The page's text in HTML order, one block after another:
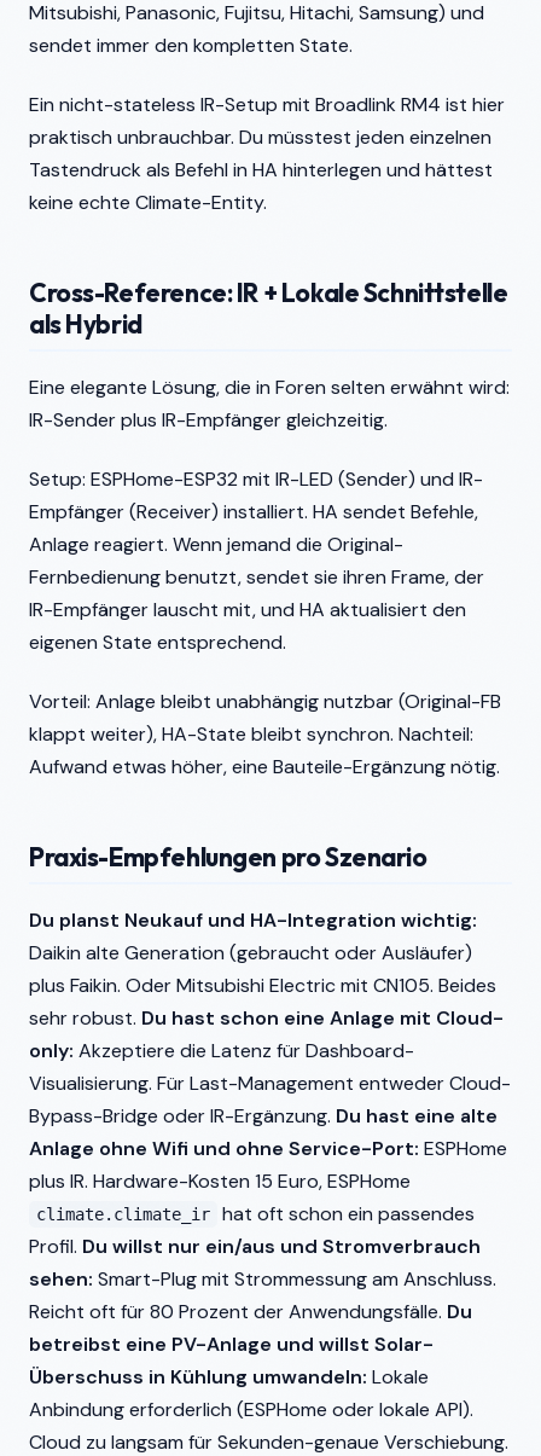
Mitsubishi, Panasonic, Fujitsu, Hitachi, Samsung) und
sendet immer den kompletten State.
Ein nicht-stateless IR-Setup mit Broadlink RM4 ist hier
praktisch unbrauchbar. Du müsstest jeden einzelnen
Tastendruck als Befehl in HA hinterlegen und hättest
keine echte Climate-Entity.
Cross-Reference: IR + Lokale Schnittstelle
als Hybrid
Eine elegante Lösung, die in Foren selten erwähnt wird:
IR-Sender plus IR-Empfänger gleichzeitig.
Setup: ESPHome-ESP32 mit IR-LED (Sender) und IR-
Empfänger (Receiver) installiert. HA sendet Befehle,
Anlage reagiert. Wenn jemand die Original-
Fernbedienung benutzt, sendet sie ihren Frame, der
IR-Empfänger lauscht mit, und HA aktualisiert den
eigenen State entsprechend.
Vorteil: Anlage bleibt unabhängig nutzbar (Original-FB
klappt weiter), HA-State bleibt synchron. Nachteil:
Aufwand etwas höher, eine Bauteile-Ergänzung nötig.
Praxis-Empfehlungen pro Szenario
Du planst Neukauf und HA-Integration wichtig:
Daikin alte Generation (gebraucht oder Ausläufer)
plus Faikin. Oder Mitsubishi Electric mit CN105. Beides
sehr robust. Du hast schon eine Anlage mit Cloud-
only: Akzeptiere die Latenz für Dashboard-
Visualisierung. Für Last-Management entweder Cloud-
Bypass-Bridge oder IR-Ergänzung. Du hast eine alte
Anlage ohne Wifi und ohne Service-Port: ESPHome
plus IR. Hardware-Kosten 15 Euro, ESPHome
climate.climate_ir
hat oft schon ein passendes
Profil. Du willst nur ein/aus und Stromverbrauch
sehen: Smart-Plug mit Strommessung am Anschluss.
Reicht oft für 80 Prozent der Anwendungsfälle. Du
betreibst eine PV-Anlage und willst Solar-
Überschuss in Kühlung umwandeln: Lokale
Anbindung erforderlich (ESPHome oder lokale API).
Cloud zu langsam für Sekunden-genaue Verschiebung.